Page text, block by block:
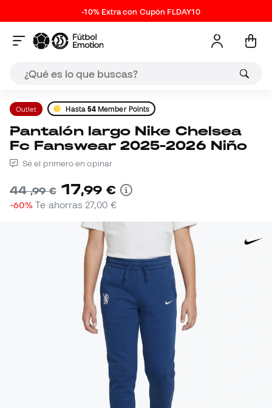
-10% Extra con Cupón FLDAY10
Outlet Hasta 54 Member Points
Pantalón largo Nike Chelsea
Fc Fanswear 2025-2026 Niño
Sé el primero en opinar
44,99 € 17,99 €
-60% Te ahorras 27,00 €